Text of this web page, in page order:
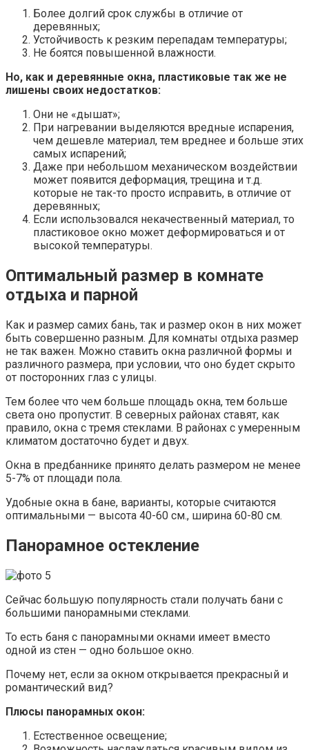
Более долгий срок службы в отличие от
деревянных;
Устойчивость к резким перепадам температуры;
Не боятся повышенной влажности.
Но, как и деревянные окна, пластиковые так же не
лишены своих недостатков:
Они не «дышат»;
При нагревании выделяются вредные испарения,
чем дешевле материал, тем вреднее и больше этих
самых испарений;
Даже при небольшом механическом воздействии
может появится деформация, трещина и т.д.
которые не так-то просто исправить, в отличие от
деревянных;
Если использовался некачественный материал, то
пластиковое окно может деформироваться и от
высокой температуры.
Оптимальный размер в комнате
отдыха и парной
Как и размер самих бань, так и размер окон в них может
быть совершенно разным. Для комнаты отдыха размер
не так важен. Можно ставить окна различной формы и
различного размера, при условии, что оно будет скрыто
от посторонних глаз с улицы.
Тем более что чем больше площадь окна, тем больше
света оно пропустит. В северных районах ставят, как
правило, окна с тремя стеклами. В районах с умеренным
климатом достаточно будет и двух.
Окна в предбаннике принято делать размером не менее
5-7% от площади пола.
Удобные окна в бане, варианты, которые считаются
оптимальными — высота 40-60 см., ширина 60-80 см.
Панорамное остекление
Сейчас большую популярность стали получать бани с
большими панорамными стеклами.
То есть баня с панорамными окнами имеет вместо
одной из стен — одно большое окно.
Почему нет, если за окном открывается прекрасный и
романтический вид?
Плюсы панорамных окон:
Естественное освещение;